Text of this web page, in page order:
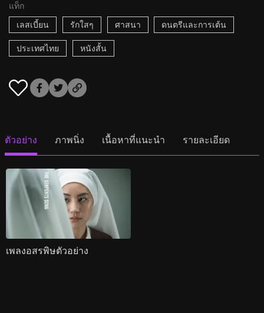
แท็ก
เลสเบี้ยน
รักใสๆ ศาสนา ดนตรีและการเต้น
ประเทศไทย หนังสั้น
ตัวอย่าง ภาพนิ่ง เนื้อหาที่แนะนำ รายละเอียด
เพลงอสรพิษตัวอย่าง